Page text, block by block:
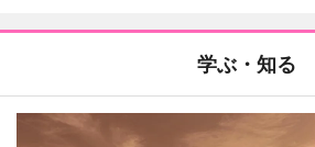
学ぶ・知る